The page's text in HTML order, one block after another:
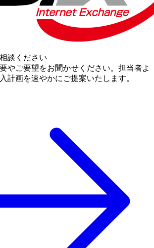
談ください
やご要望をお聞かせください。担当者よ
計画を速やかにご提案いたします。